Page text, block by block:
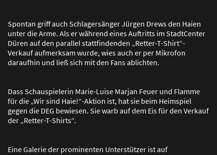
Spontan griff auch Schlagersänger Jürgen Drews den Haien
unter die Arme. Als er während eines Auftritts im StadtCenter
Düren auf den parallel stattfindenden „Retter-T-Shirt“-
Verkauf aufmerksam wurde, wies auch er per Mikrofon
daraufhin und ließsich mit den Fans ablichten.
Dass Schauspielerin Marie-Luise Marjan Feuer und Flamme
für die „Wir sind Haie!“-Aktion ist, hat sie beim Heimspiel
gegen die DEG bewiesen. Sie warb auf dem Eis für den Verkauf
der „Retter-T-Shirts“.
Eine Galerie der prominenten Unterstützer ist auf